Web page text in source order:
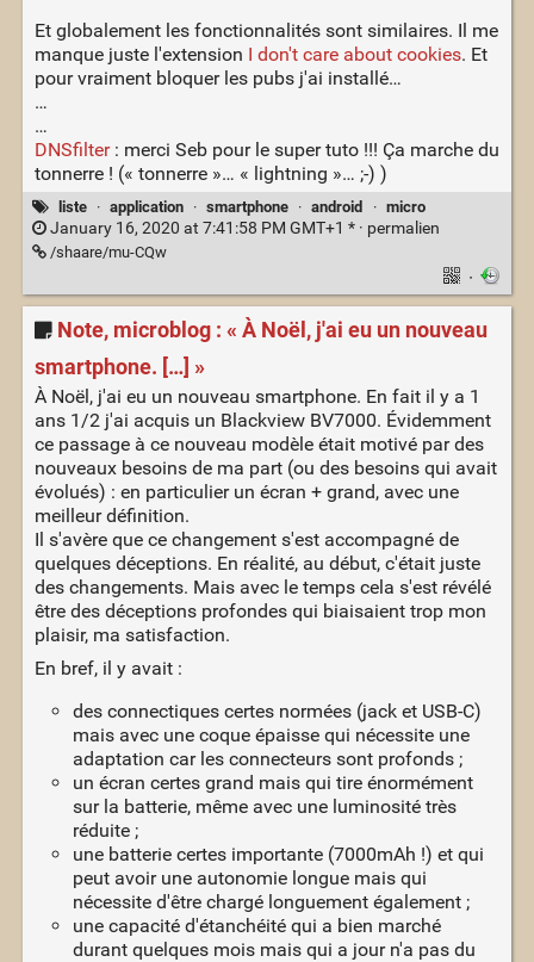
Et globalement les fonctionnalités sont similaires. Il me
manque juste l'extension I don't care about cookies. Et
pour vraiment bloquer les pubs j'ai installé…
…
…
DNSfilter: merci Seb pour le super tuto !!! Ça marche du
tonnerre ! (« tonnerre »… « lightning »… ;-) )
liste · application · smartphone · android · micro
January 16, 2020 at 7:41:58 PM GMT+1 * · permalien
/shaare/mu-CQw
·
Note, microblog : « À Noël, j'ai eu un nouveau
smartphone. […] »
À Noël, j'ai eu un nouveau smartphone. En fait il y a 1
ans 1/2 j'ai acquis un Blackview BV7000. Évidemment
ce passage à ce nouveau modèle était motivé par des
nouveaux besoins de ma part (ou des besoins qui avait
évolués) : en particulier un écran + grand, avec une
meilleur définition.
Il s'avère que ce changement s'est accompagné de
quelques déceptions. En réalité, au début, c'était juste
des changements. Mais avec le temps cela s'est révélé
être des déceptions profondes qui biaisaient trop mon
plaisir, ma satisfaction.
En bref, il y avait :
des connectiques certes normées (jack et USB-C)
mais avec une coque épaisse qui nécessite une
adaptation car les connecteurs sont profonds ;
un écran certes grand mais qui tire énormément
sur la batterie, même avec une luminosité très
réduite ;
une batterie certes importante (7000mAh !) et qui
peut avoir une autonomie longue mais qui
nécessite d'être chargé longuement également ;
une capacité d'étanchéité qui a bien marché
durant quelques mois mais qui a jour n'a pas du